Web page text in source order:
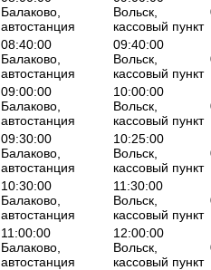
Балаково,
автостанция
Вольск,
кассовый пункт
08:40:00
Балаково,
автостанция
09:40:00
Вольск,
кассовый пункт
09:00:00
Балаково,
автостанция
10:00:00
Вольск,
кассовый пункт
09:30:00
Балаково,
автостанция
10:25:00
Вольск,
кассовый пункт
10:30:00
Балаково,
автостанция
11:30:00
Вольск,
кассовый пункт
11:00:00
Балаково,
автостанция
12:00:00
Вольск,
кассовый пункт